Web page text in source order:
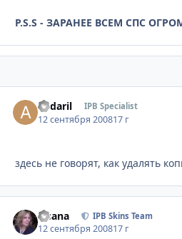
P.S.S - ЗАРАНЕЕ ВСЕМ СПС
andaril IPB Specialist
12 сентября 200817 г
здесь не говорят, как удалять
Fisana IPB Skins Team
12 сентября 200817 г